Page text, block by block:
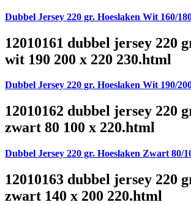
Dubbel Jersey 220 gr. Hoeslaken Wit 160/
12010161 dubbel jersey 220
wit 190 200 x 220 230.html
Dubbel Jersey 220 gr. Hoeslaken Wit 190/
12010162 dubbel jersey 220
zwart 80 100 x 220.html
Dubbel Jersey 220 gr. Hoeslaken Zwart 80/
12010163 dubbel jersey 220
zwart 140 x 200 220.html